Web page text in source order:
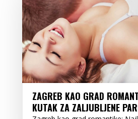
ZAGREB KAO GRAD
KUTAK ZA ZALJUBLJENE